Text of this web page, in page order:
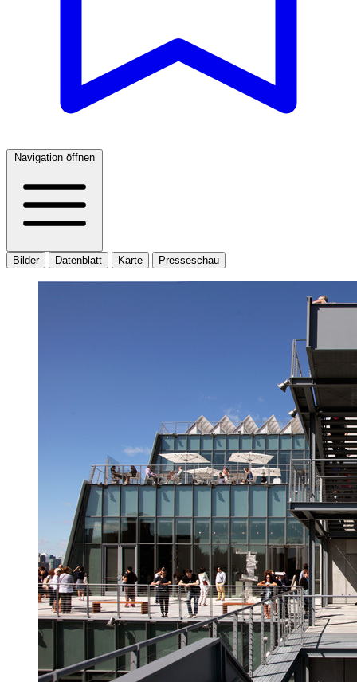
Navigation öffnen
Bilder Datenblatt Karte Presseschau